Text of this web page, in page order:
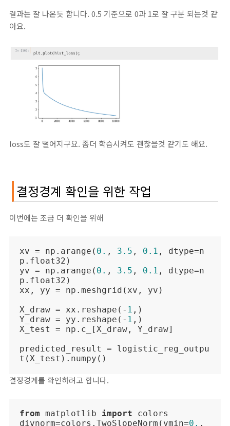
결과는 잘 나온듯 합니다. 0.5 기준으로 0과 1로 잘 구분 되는것 같
아요.
loss도 잘 떨어지구요. 좀더 학습시켜도 괜찮을것 같기도 해요.
결정경계 확인을 위한 작업
이번에는 조금 더 확인을 위해
xv = np.arange( 0. , 3.5 , 0.1 , dtype=n
p.float32)
yv = np.arange( 0. , 3.5 , 0.1 , dtype=n
p.float32)
xx, yy = np.meshgrid(xv, yv)
X_draw = xx.reshape(- 1 ,)
Y_draw = yy.reshape(- 1 ,)
X_test = np.c_[X_draw, Y_draw]
predicted_result = logistic_reg_outpu
t(X_test).numpy()
결정경계를 확인하려고 합니다.
from matplotlib import colors
divnorm=colors.TwoSlopeNorm(vmin=0. ,